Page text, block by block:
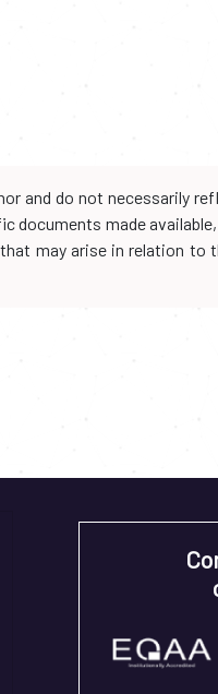
and do not necessarily
documents made
may arise in relation to